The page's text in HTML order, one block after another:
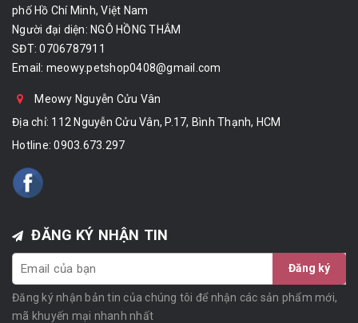
phố Hồ Chí Minh, Việt Nam
Người đại diện: NGÔ HỒNG THẮM
SĐT: 0706787911
Email: meowy.petshop0408@gmail.com
Meowy Nguyễn Cửu Vân
Địa chỉ: 112 Nguyễn Cửu Vân, P.17, Bình Thạnh, HCM
Hotline:0903.673.297
ĐĂNG KÝ NHẬN TIN
Đăng ký
Đăng ký nhận bản tin của chúng tôi để nhận các sản phẩm mới,
mã khuyến mại nhanh nhất